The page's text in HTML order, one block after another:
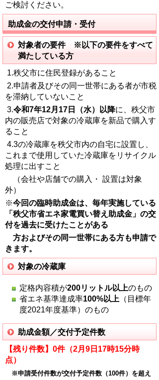
ご検討ください。
助成金の交付申請・受付
対象者の要件 ※以下の要件をすべて
満たしている方
1.秩父市に住民登録があること
2.申請者及びその同一世帯にある者が市税
を滞納していないこと
3.令和7年12月17日（水）以降に、秩父市
内の販売店で対象の冷蔵庫を新品で購入す
ること
4.3の冷蔵庫を秩父市内の自宅に設置し、
これまで使用していた冷蔵庫をリサイクル
処理に出すこと
（会社や店舗での購入・ 設置は対象
外）
※今回の臨時助成金は、毎年実施している
「秩父市省エネ家電買い替え助成金」の交
付を過去に受けたことがある
方およびその同一世帯にある方も申請で
きます。
対象の冷蔵庫
定格内容積が200リットル以上のもの
省エネ基準達成率100%以上 （目標年
度2021年度基準）のもの
助成金額／交付予定件数
【残り件数】0件（2月9日17時15分時
点）
※申請受付件数が交付予定件数（100件）を超え